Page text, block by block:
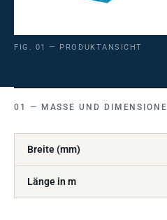
FIG. 01 — PRODUKTANSICHT
MASSE UND DIMENSIONEN
Breite (mm)
Länge in m